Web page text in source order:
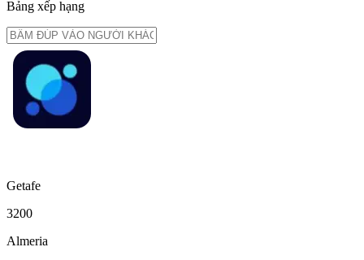
Bảng xếp hạng
Getafe
3200
Almeria